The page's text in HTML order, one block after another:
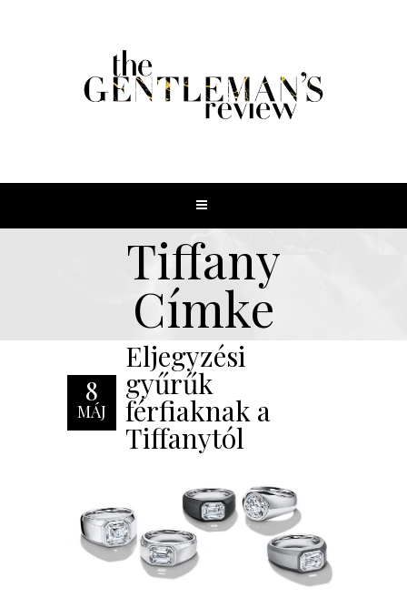
Tiffany
Címke
8
MÁJ
Eljegyzési
gyűrűk
férfiaknak a
Tiffanytól